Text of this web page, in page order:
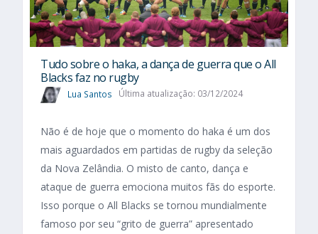
Tudo sobre o haka, a dança de guerra que o All
Blacks faz no rugby
Lua Santos Última atualização: 03/12/2024
Não é de hoje que o momento do haka é um dos
mais aguardados em partidas de rugby da seleção
da Nova Zelândia. O misto de canto, dança e
ataque de guerra emociona muitos fãs do esporte.
Isso porque o All Blacks se tornou mundialmente
famoso por seu “grito de guerra” apresentado